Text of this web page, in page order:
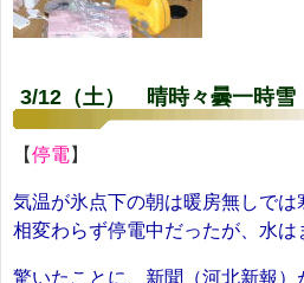
3/12（土） 晴時々曇一時雪
【停電 】
気温が氷点下の朝は暖房無しでは
相変わらず停電中だったが、水は
驚いたことに、新聞（河北新報